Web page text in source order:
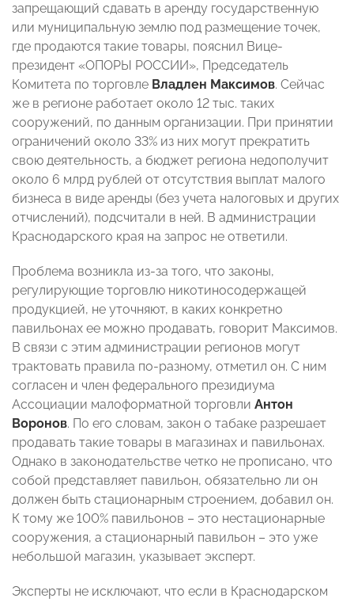
запрещающий сдавать в аренду государственную
или муниципальную землю под размещение точек,
где продаются такие товары, пояснил Вице-
президент «ОПОРЫ РОССИИ», Председатель
Комитета по торговле Владлен Максимов. Сейчас
же в регионе работает около 12 тыс. таких
сооружений, по данным организации. При принятии
ограничений около 33% из них могут прекратить
свою деятельность, а бюджет региона недополучит
около 6 млрд рублей от отсутствия выплат малого
бизнеса в виде аренды (без учета налоговых и других
отчислений), подсчитали в ней. В администрации
Краснодарского края на запрос не ответили.
Проблема возникла из-за того, что законы,
регулирующие торговлю никотиносодержащей
продукцией, не уточняют, в каких конкретно
павильонах ее можно продавать, говорит Максимов.
В связи с этим администрации регионов могут
трактовать правила по-разному, отметил он. С ним
согласен и член федерального президиума
Ассоциации малоформатной торговли Антон
Воронов. По его словам, закон о табаке разрешает
продавать такие товары в магазинах и павильонах.
Однако в законодательстве четко не прописано, что
собой представляет павильон, обязательно ли он
должен быть стационарным строением, добавил он.
К тому же 100% павильонов – это нестационарные
сооружения, а стационарный павильон – это уже
небольшой магазин, указывает эксперт.
Эксперты не исключают, что если в Краснодарском